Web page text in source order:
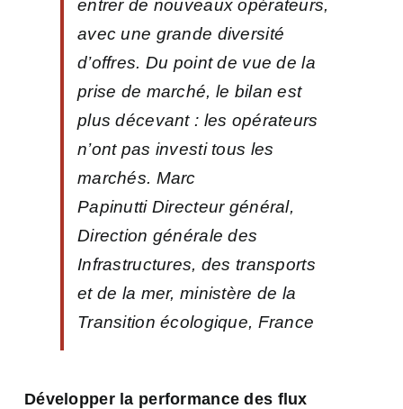
entrer de nouveaux opérateurs,
avec une grande diversité
d’offres. Du point de vue de la
prise de marché, le bilan est
plus décevant : les opérateurs
n’ont pas investi tous les
marchés. Marc
Papinutti Directeur général,
Direction générale des
Infrastructures, des transports
et de la mer, ministère de la
Transition écologique, France
Développer la performance des flux